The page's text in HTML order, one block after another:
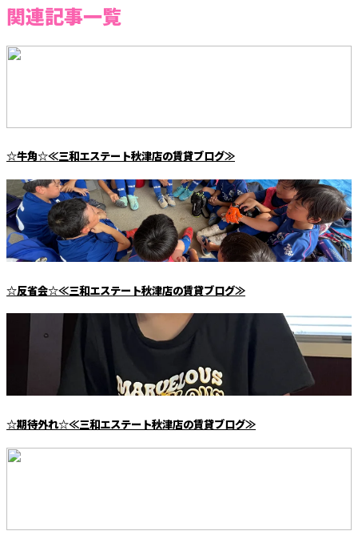
関連記事一覧
☆牛角☆≪三和エステート秋津店の賃貸ブログ≫
☆反省会☆≪三和エステート秋津店の賃貸ブログ≫
☆期待外れ☆≪三和エステート秋津店の賃貸ブログ≫